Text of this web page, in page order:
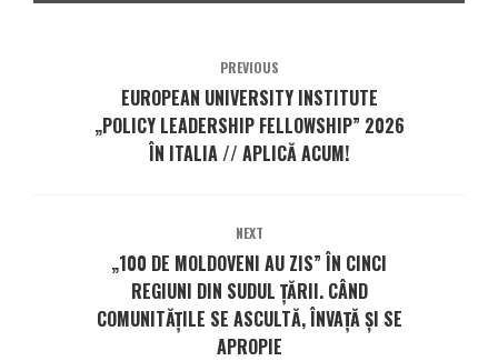
PREVIOUS
EUROPEAN UNIVERSITY INSTITUTE
„POLICY LEADERSHIP FELLOWSHIP” 2026
ÎN ITALIA // APLICĂ ACUM!
NEXT
„100 DE MOLDOVENI AU ZIS” ÎN CINCI
REGIUNI DIN SUDUL ȚĂRII. CÂND
COMUNITĂȚILE SE ASCULTĂ, ÎNVAȚĂ ȘI SE
APROPIE